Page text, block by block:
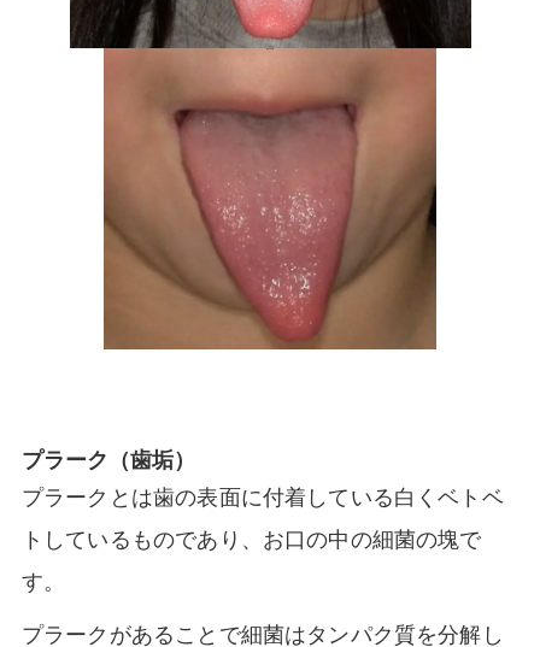
プラーク（歯垢）
プラークとは歯の表面に付着している白くベトベ
トしているものであり、お口の中の細菌の塊で
す。
プラークがあることで細菌はタンパク質を分解し